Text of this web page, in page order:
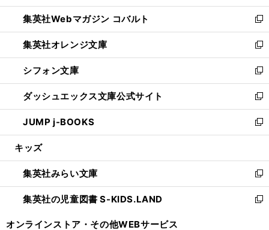
開
く
ウ
で
開
く
ン
ド
ウ
で
開
く
ウ
ィ
ン
ド
ウ
で
開
く
集英社Webマガジン コバルト
新
し
い
ウ
ィ
ン
ド
ウ
で
開
集英社オレンジ文庫
新
し
い
ウ
ィ
ン
ド
ウ
開
く
シフォン文庫
新
し
い
ウ
ィ
ン
ウ
で
開
く
ダッシュエックス文庫公式サイト
新
し
い
ウ
ン
ド
ウ
で
JUMP j-BOOKS
新
し
ウ
ィ
ン
ド
キッズ
集英社みらい文庫
新
し
い
集英社の児童図書 S-KIDS.LAND
新
オンラインストア・ その他WEBサービス